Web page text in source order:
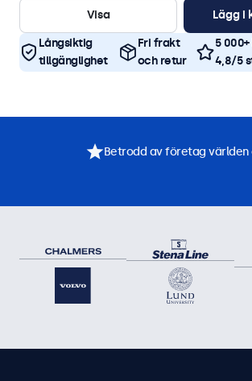
Visa
Lägg i
Långsiktig
tillgänglighet
Fri frakt
och retur
5
4,8/5
Betrodd av företag världen